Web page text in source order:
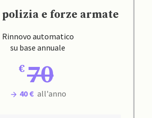
polizia e forze armate
Rinnovo automatico
su base annuale
70
40 € all'anno